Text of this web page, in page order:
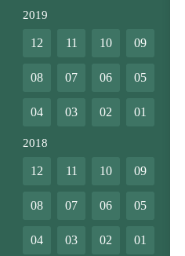
2019
12 11 10 09
08 07 06 05
04 03 02 01
2018
12 11 10 09
08 07 06 05
04 03 02 01